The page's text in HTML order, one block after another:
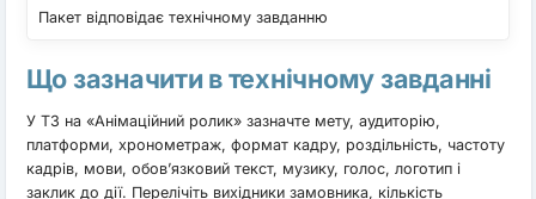
Пакет відповідає технічному завданню
Що зазначити в технічному завданні
У ТЗ на «Анімаційний ролик» зазначте мету, аудиторію,
платформи, хронометраж, формат кадру, роздільність, частоту
кадрів, мови, обов’язковий текст, музику, голос, логотип і
заклик до дії. Перелічіть вихідники замовника, кількість